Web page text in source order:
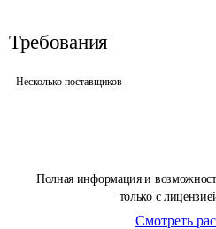
Полная информация и
только с
Смотреть
Требования
Несколько поставщиков